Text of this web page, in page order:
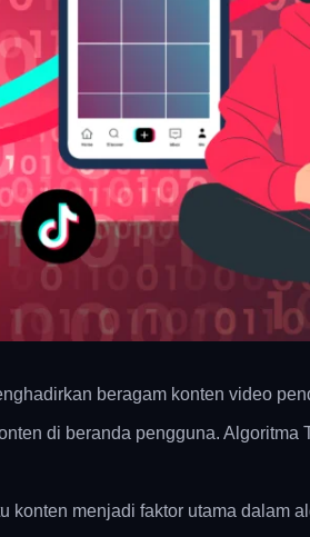
beragam konten video
di beranda pengguna.
konten menjadi faktor utama dalam